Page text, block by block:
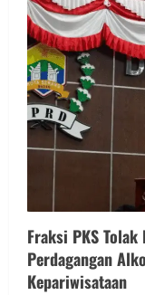
Fraksi PKS
Perdagangan
Kepariwisataan